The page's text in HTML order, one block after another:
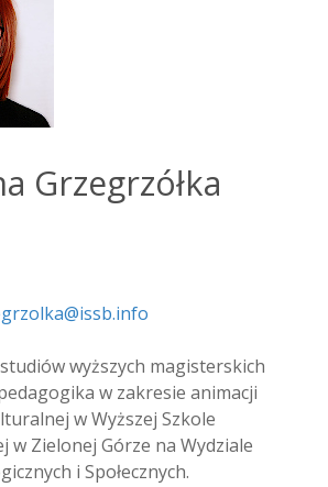
Grzegrzółka
wyższych magisterskich
w zakresie animacji
w Wyższej Szkole
w Zielonej Górze na Wydziale
i Społecznych.